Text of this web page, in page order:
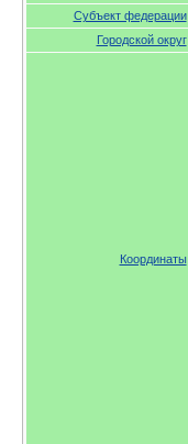
Субъект федерации
Городской округ
Координаты